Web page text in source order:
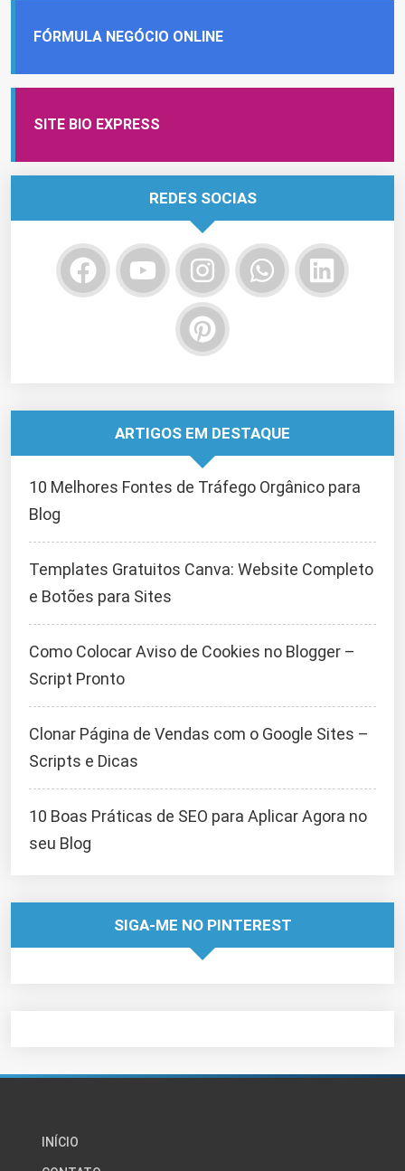
FÓRMULA NEGÓCIO ONLINE
SITE BIO EXPRESS
REDES SOCIAS
ARTIGOS EM DESTAQUE
10 Melhores Fontes de Tráfego Orgânico para
Blog
Templates Gratuitos Canva: Website Completo
e Botões para Sites
Como Colocar Aviso de Cookies no Blogger –
Script Pronto
Clonar Página de Vendas com o Google Sites –
Scripts e Dicas
10 Boas Práticas de SEO para Aplicar Agora no
seu Blog
SIGA-ME NO PINTEREST
INÍCIO